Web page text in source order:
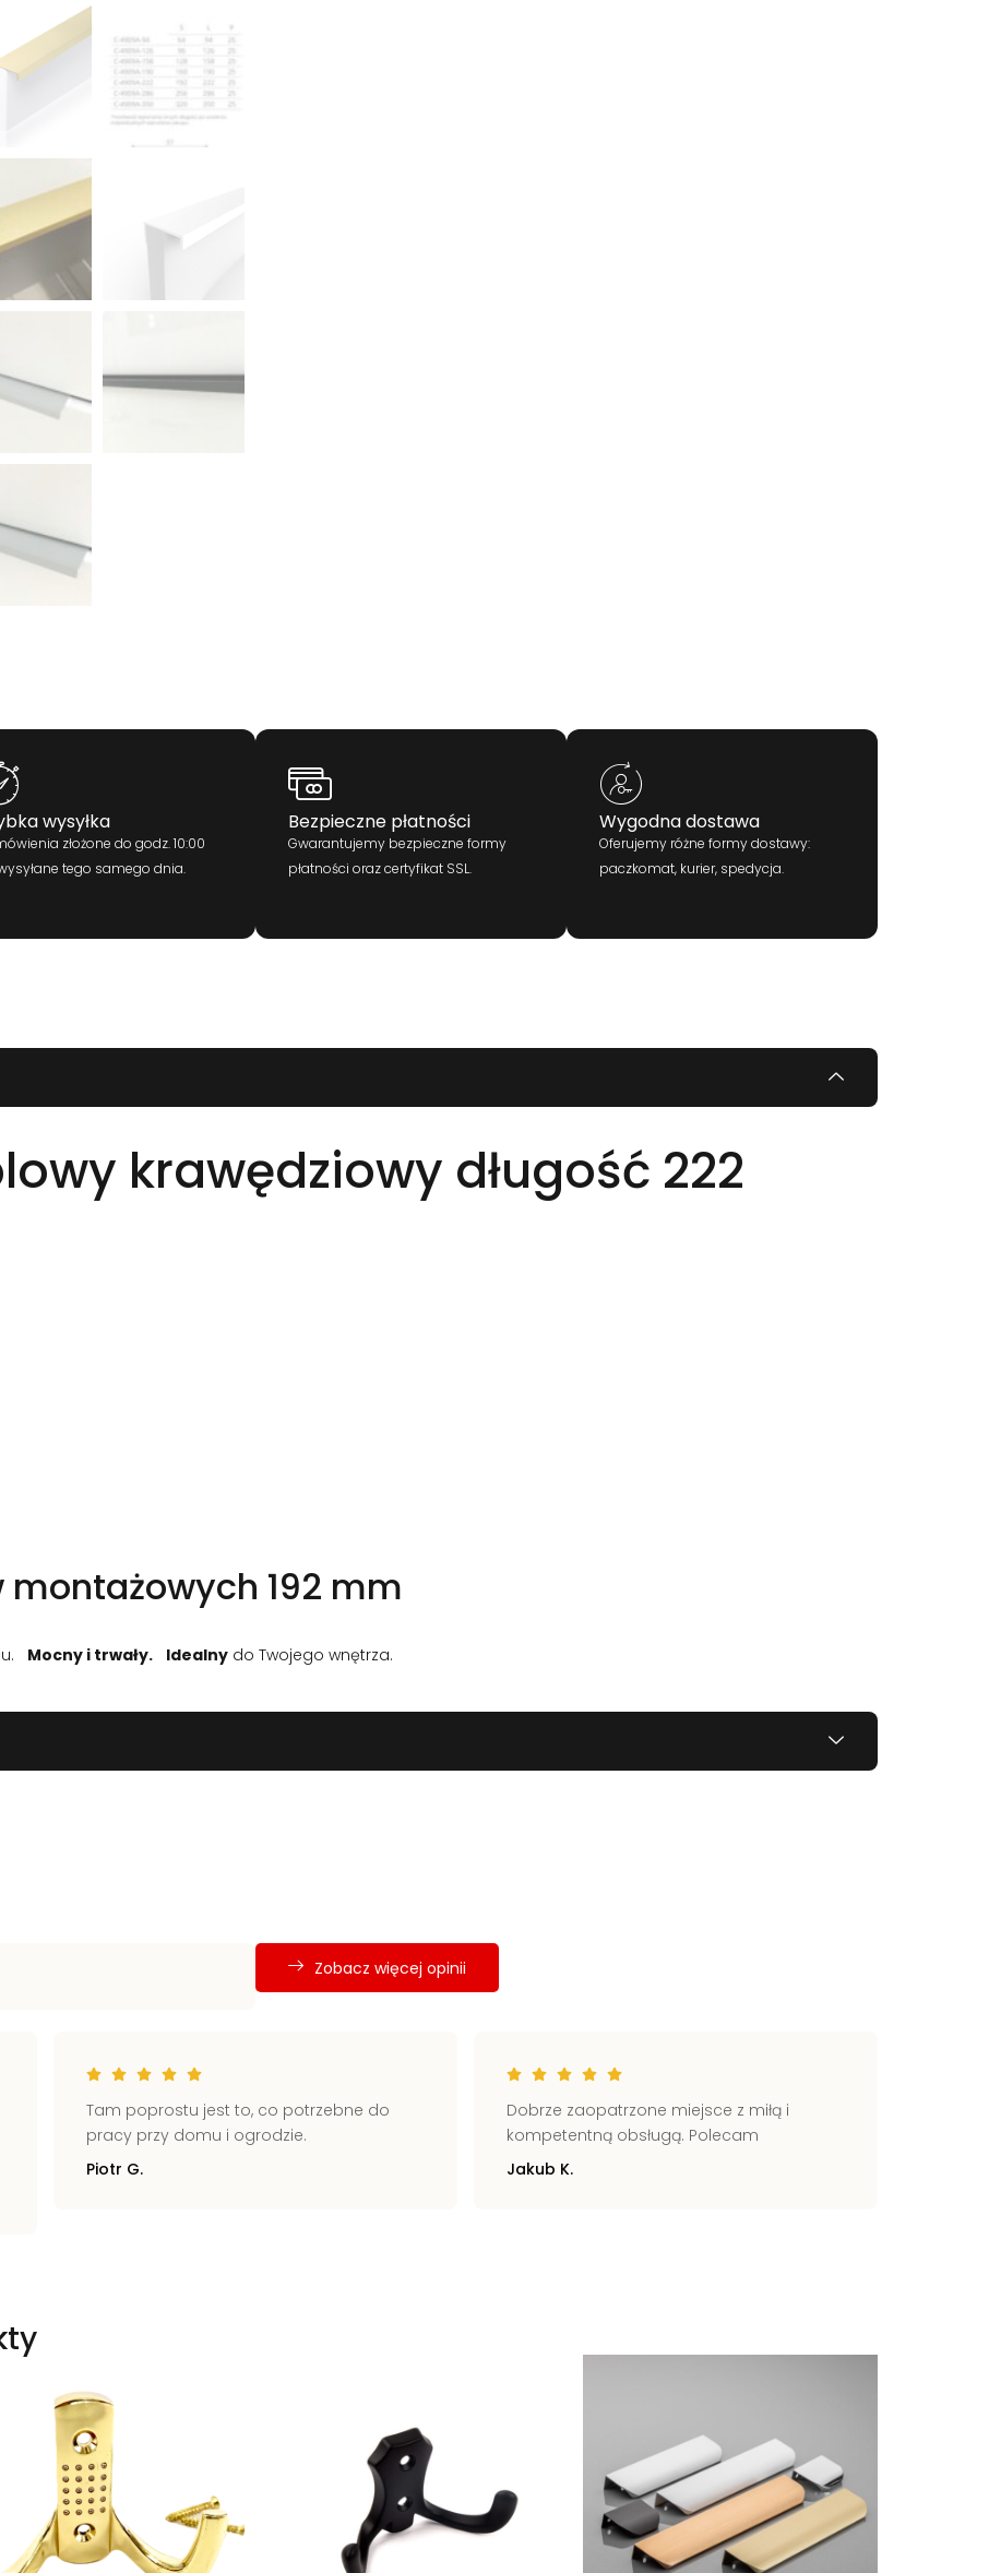
wysyłka
złożone do godz. 10:00
tego samego dnia.
Bezpieczne płatności
Gwarantujemy bezpieczne formy
płatności oraz certyfikat SSL.
Wygodna dostawa
Oferujemy różne formy dostawy:
paczkomat, kurier, spedycja.
krawędziowy długość 222
montażowych 192 mm
Mocny i trwały. Idealny do Twojego wnętrza.
Zobacz więcej opinii
Tam poprostu jest to, co potrzebne do
pracy przy domu i ogrodzie.
Piotr G.
Dobrze zaopatrzone miejsce z miłą i
kompetentną obsługą. Polecam
Jakub K.